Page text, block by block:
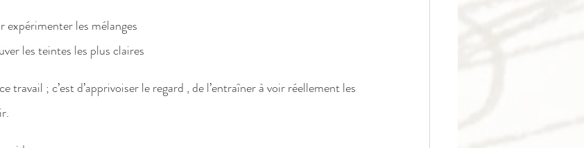
les mélanges
les teintes les plus claires
travail ; c’est d’apprivoiser le regard , de l’entraîner à voir réellement les